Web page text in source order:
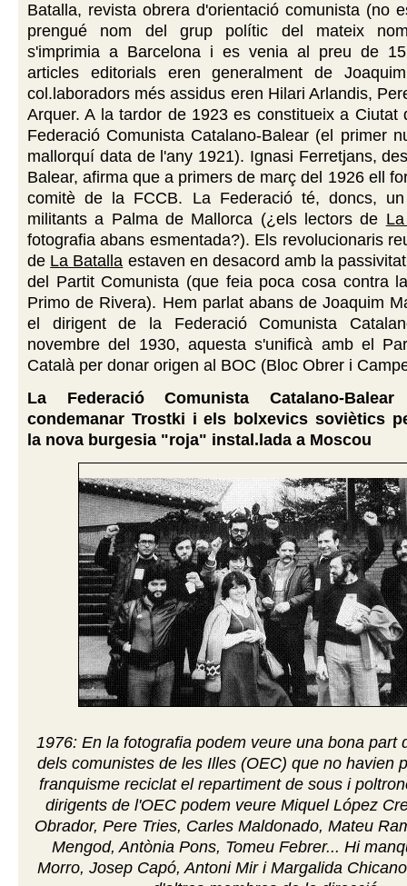
Batalla, revista obrera d'orientació comunista (no
prengué nom del grup polític del mateix
s'imprimia a Barcelona i es venia al preu de
articles editorials eren generalment de
col.laboradors més assidus eren Hilari Arlandis,
Arquer. A la tardor de 1923 es constitueix a Ciutat
Federació Comunista Catalano-Balear (el primer
mallorquí data de l'any 1921). Ignasi Ferretjans,
Balear, afirma que a primers de març del 1926 ell
comitè de la FCCB. La Federació té, doncs,
militants a Palma de Mallorca (¿els lectors de
fotografia abans esmentada?). Els revolucionaris
de La Batalla estaven en desacord amb la
del Partit Comunista (que feia poca cosa contra
Primo de Rivera). Hem parlat abans de Joaquim
el dirigent de la Federació Comunista
novembre del 1930, aquesta s'unificà amb el
Català per donar origen al BOC (Bloc Obrer i
La Federació Comunista Catalano-
condemanar Trostki i els bolxevics soviètics
la nova burgesia "roja" instal.lada a Moscou
1976: En la fotografia podem veure una bona part
dels comunistes de les Illes (OEC) que no havien
franquisme reciclat el repartiment de sous i
dirigents de l'OEC podem veure Miquel López
Obrador, Pere Tries, Carles Maldonado, Mateu
Mengod, Antònia Pons, Tomeu Febrer... Hi
Morro, Josep Capó, Antoni Mir i Margalida